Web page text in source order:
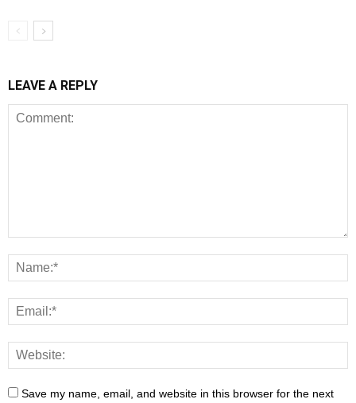
LEAVE A REPLY
Save my name, email, and website in this browser for the next